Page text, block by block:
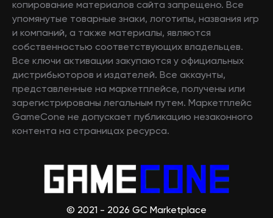
копирование материалов сайта запрещено. Все
упомянутые товарные знаки, логотипы, названия игр
и компаний, а также материалы, являются
собственностью соответствующих владельцев.
Все ключи активации закупаются у официальных
дистрибьюторов и издателей. Все аккаунты,
представленные на маркетплейсе, получены или
зарегистрированы легальным путем. Маркетплейс
GameCone не допускает публикацию незаконного
контента на страницах ресурса.
© 2021 - 2026 GC Marketplace